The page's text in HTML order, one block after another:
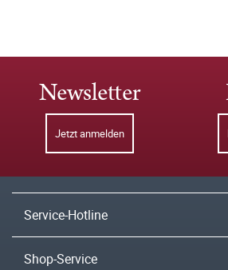
Newsletter
Jetzt anmelden
Service-Hotline
Shop-Service